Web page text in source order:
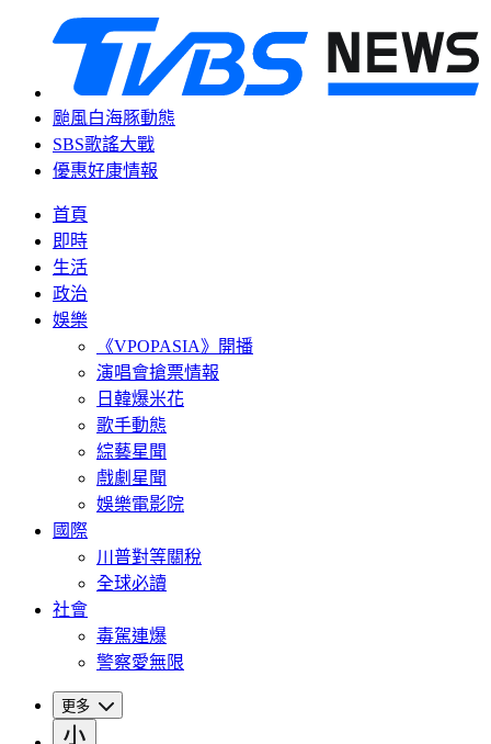
颱風白海豚動態
SBS歌謠大戰
優惠好康情報
首頁
即時
生活
政治
娛樂
《VPOPASIA》開播
演唱會搶票情報
日韓爆米花
歌手動態
綜藝星聞
戲劇星聞
娛樂電影院
國際
川普對等關稅
全球必讀
社會
毒駕連爆
警察愛無限
更多